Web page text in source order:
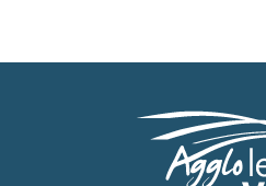
>Spectacle en famille